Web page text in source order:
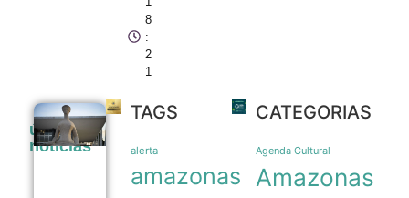
8
:
2
1
últimas
noticias
Moraes
proibição
e nega
TAGS
alerta
amazonas
CATEGORIAS
Agenda Cultural
Amazonas